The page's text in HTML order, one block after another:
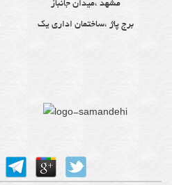
مشهد ،میدان جانباز
برج پاژ ،ساختمان اداری یک